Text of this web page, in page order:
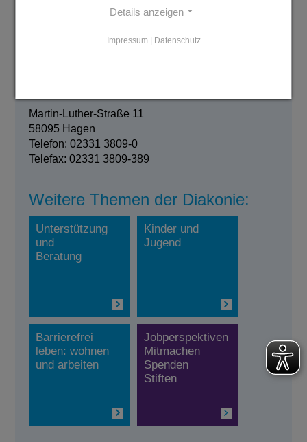
Evangelischen Kirche. Wir pflegen und begleiten
Martin-Luther-Straße 11
58095 Hagen
Telefon: 02331 3809-0
Telefax: 02331 3809-389
Weitere Themen der Diakonie:
Unterstützung
und
Beratung
Kinder und
Jugend
Barrierefrei
leben: wohnen
und arbeiten
Jobperspektiven
Mitmachen
Spenden
Stiften
Details anzeigen
Impressum | Datenschutz